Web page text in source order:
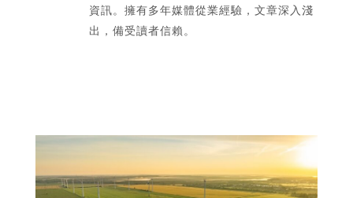
資訊。擁有多年媒體從業經驗，文章深入淺
出，備受讀者信賴。